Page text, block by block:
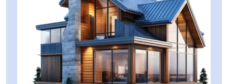
Spatii comerciale de vanzare in Alba Iulia Vest
Spatii comerciale de vanzare in Alba Iulia Barabant
Spatii comerciale de vanzare in Alba Iulia Ultracentral
Spatii comerciale de vanzare in Alba Iulia Ampoi 3
Spatii industriale de vanzare
Spatii industriale de vanzare in Alba Iulia
Spatii industriale de vanzare in Alba Iulia Ampoi 3